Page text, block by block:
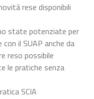
rese disponibili
state potenziate per
il SUAP anche da
reso possibile
le pratiche senza
SCIA